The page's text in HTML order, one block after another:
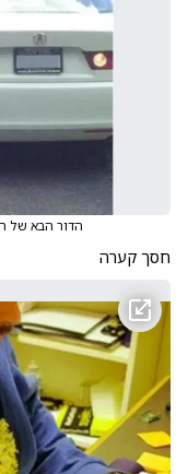
הדור הבא של
חסך קערה